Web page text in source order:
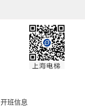
开班信息